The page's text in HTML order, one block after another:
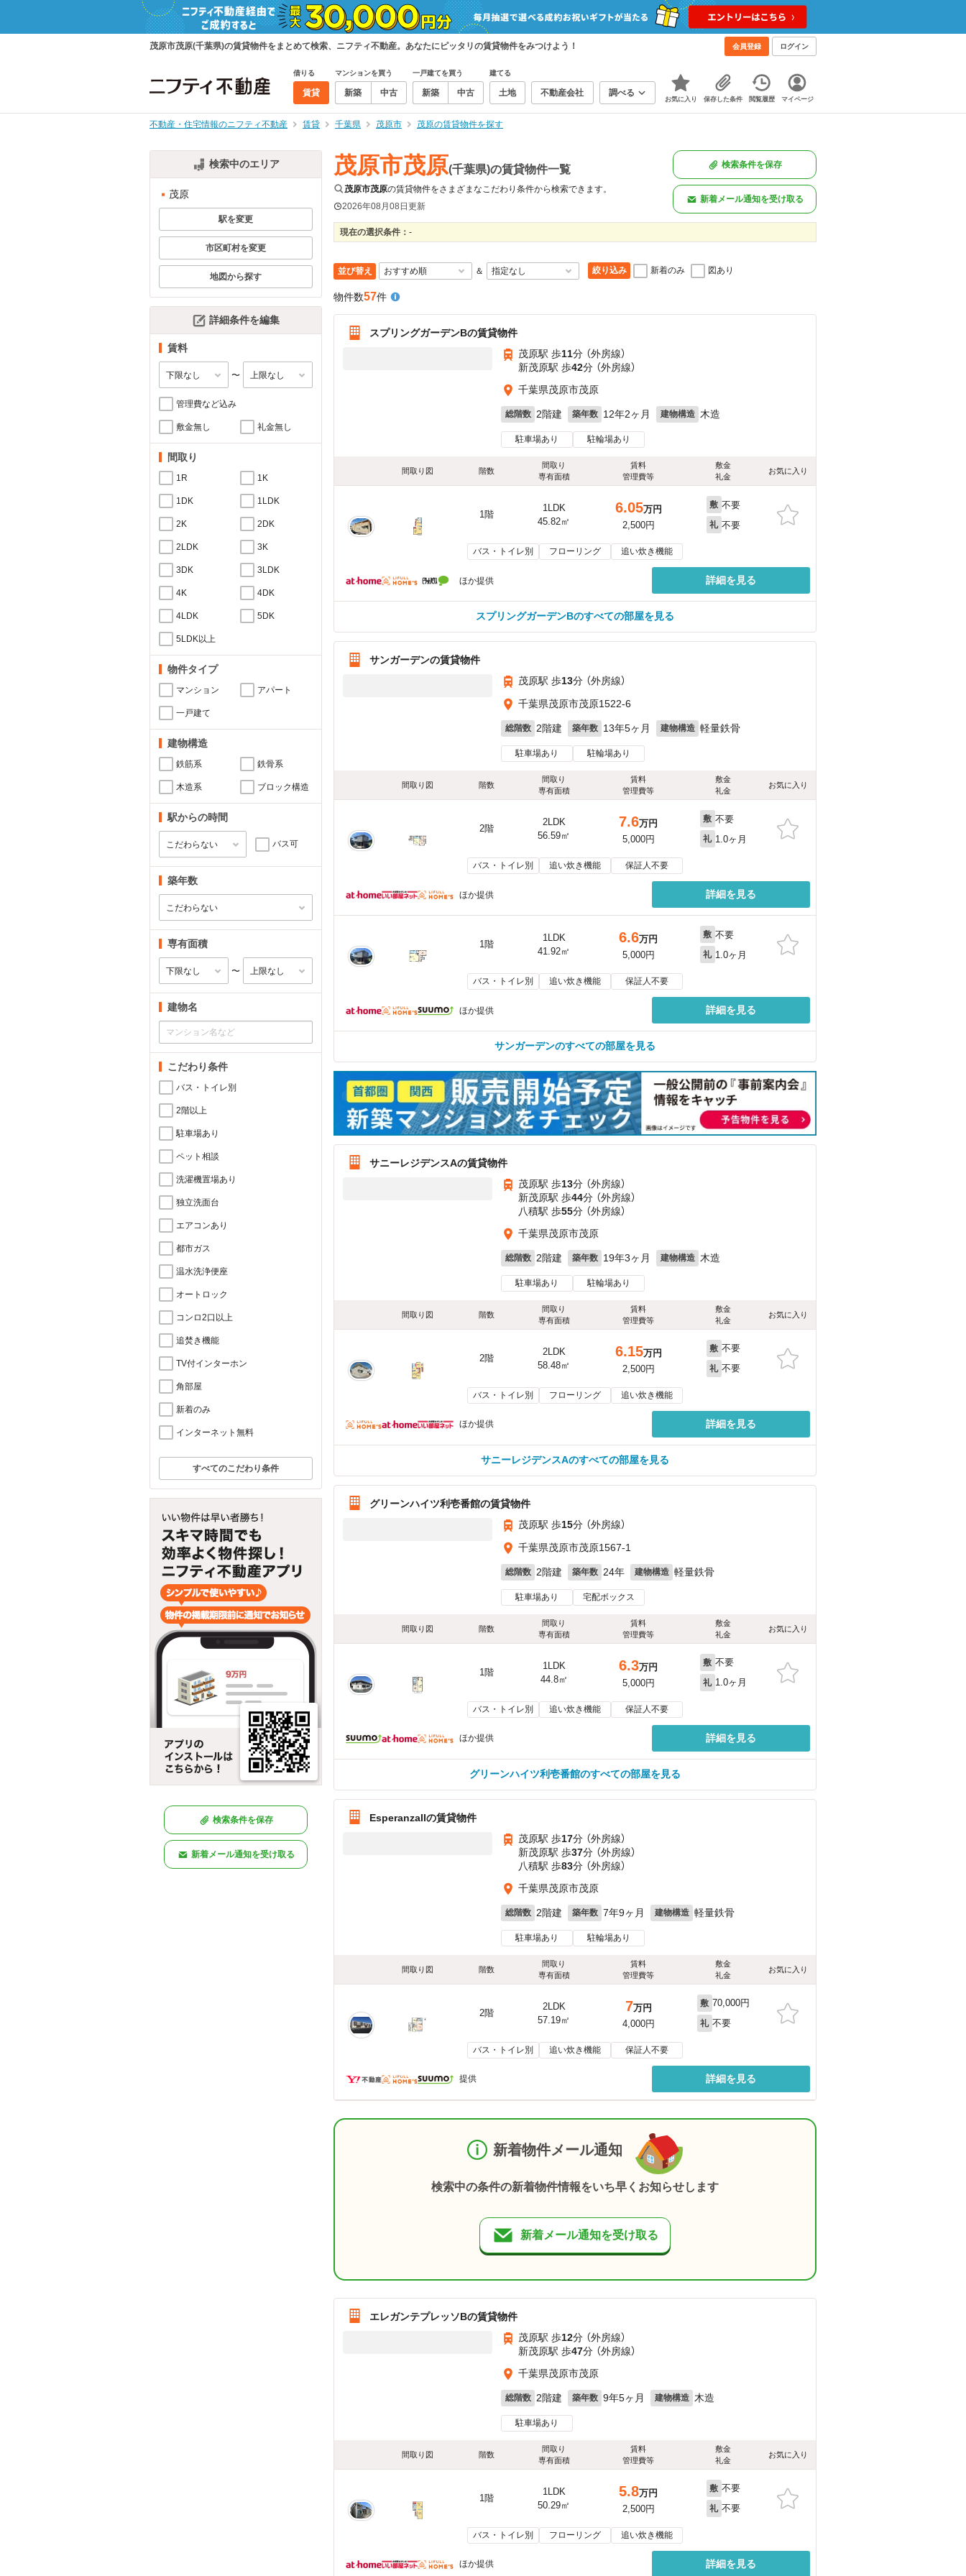
茂原市茂原(千葉県)の賃貸物件をまとめて検索、ニフティ不動産。あなたにピッタリの賃貸物件をみつけよう！ 会員登録 ログイン
借りる
賃貸
マンションを買う
新築 中古
一戸建てを買う
新築 中古
建てる
土地 不動産会社 調べる
お気に入り 保存した条件 閲覧履歴 マイページ
不動産・住宅情報のニフティ不動産 賃貸 千葉県 茂原市 茂原の賃貸物件を探す
検索中のエリア
茂原
駅を変更
市区町村を変更
地図から探す
詳細条件を編集
賃料
〜
管理費など込み
敷金無し 礼金無し
間取り
1R 1K
1DK 1LDK
2K 2DK
2LDK 3K
3DK 3LDK
4K 4DK
4LDK 5DK
5LDK以上
物件タイプ
マンション アパート
一戸建て
建物構造
鉄筋系 鉄骨系
木造系 ブロック構造
駅からの時間
バス可
築年数
専有面積
〜
建物名
こだわり条件
バス・トイレ別
2階以上
駐車場あり
ペット相談
洗濯機置場あり
独立洗面台
エアコンあり
都市ガス
温水洗浄便座
オートロック
コンロ2口以上
追焚き機能
TV付インターホン
角部屋
新着のみ
インターネット無料
すべてのこだわり条件
検索条件を保存
新着メール通知を受け取る
茂原市茂原(千葉県)の賃貸物件一覧
茂原市茂原の賃貸物件をさまざまなこだわり条件から検索できます。
2026年08月08日更新
検索条件を保存
新着メール通知を受け取る
現在の選択条件： -
並び替え ＆ 絞り込み 新着のみ 図あり
物件数57件
スプリングガーデンBの賃貸物件
茂原駅 歩11分 （外房線）
新茂原駅 歩42分 （外房線）
千葉県茂原市茂原
総階数 2階建 築年数 12年2ヶ月 建物構造 木造
駐車場あり 駐輪場あり
間取り図 階数
間取り
専有面積
賃料
管理費等
敷金
礼金
お気に入り
1階
1LDK
45.82㎡
6.05万円
2,500円
敷 不要
礼 不要
バス・トイレ別 フローリング 追い炊き機能
ほか提供 詳細を見る
スプリングガーデンBのすべての部屋を見る
サンガーデンの賃貸物件
茂原駅 歩13分 （外房線）
千葉県茂原市茂原1522-6
総階数 2階建 築年数 13年5ヶ月 建物構造 軽量鉄骨
駐車場あり 駐輪場あり
間取り図 階数
間取り
専有面積
賃料
管理費等
敷金
礼金
お気に入り
2階
2LDK
56.59㎡
7.6万円
5,000円
敷 不要
礼 1.0ヶ月
バス・トイレ別 追い炊き機能 保証人不要
ほか提供 詳細を見る
1階
1LDK
41.92㎡
6.6万円
5,000円
敷 不要
礼 1.0ヶ月
バス・トイレ別 追い炊き機能 保証人不要
ほか提供 詳細を見る
サンガーデンのすべての部屋を見る
サニーレジデンスAの賃貸物件
茂原駅 歩13分 （外房線）
新茂原駅 歩44分 （外房線）
八積駅 歩55分 （外房線）
千葉県茂原市茂原
総階数 2階建 築年数 19年3ヶ月 建物構造 木造
駐車場あり 駐輪場あり
間取り図 階数
間取り
専有面積
賃料
管理費等
敷金
礼金
お気に入り
2階
2LDK
58.48㎡
6.15万円
2,500円
敷 不要
礼 不要
バス・トイレ別 フローリング 追い炊き機能
ほか提供 詳細を見る
サニーレジデンスAのすべての部屋を見る
グリーンハイツ利壱番館の賃貸物件
茂原駅 歩15分 （外房線）
千葉県茂原市茂原1567-1
総階数 2階建 築年数 24年 建物構造 軽量鉄骨
駐車場あり 宅配ボックス
間取り図 階数
間取り
専有面積
賃料
管理費等
敷金
礼金
お気に入り
1階
1LDK
44.8㎡
6.3万円
5,000円
敷 不要
礼 1.0ヶ月
バス・トイレ別 追い炊き機能 保証人不要
ほか提供 詳細を見る
グリーンハイツ利壱番館のすべての部屋を見る
EsperanzaIIの賃貸物件
茂原駅 歩17分 （外房線）
新茂原駅 歩37分 （外房線）
八積駅 歩83分 （外房線）
千葉県茂原市茂原
総階数 2階建 築年数 7年9ヶ月 建物構造 軽量鉄骨
駐車場あり 駐輪場あり
間取り図 階数
間取り
専有面積
賃料
管理費等
敷金
礼金
お気に入り
2階
2LDK
57.19㎡
7万円
4,000円
敷 70,000円
礼 不要
バス・トイレ別 追い炊き機能 保証人不要
提供 詳細を見る
新着物件メール通知
検索中の条件の新着物件情報をいち早くお知らせします
新着メール通知を受け取る
エレガンテプレッソBの賃貸物件
茂原駅 歩12分 （外房線）
新茂原駅 歩47分 （外房線）
千葉県茂原市茂原
総階数 2階建 築年数 9年5ヶ月 建物構造 木造
駐車場あり
間取り図 階数
間取り
専有面積
賃料
管理費等
敷金
礼金
お気に入り
1階
1LDK
50.29㎡
5.8万円
2,500円
敷 不要
礼 不要
バス・トイレ別 フローリング 追い炊き機能
ほか提供 詳細を見る